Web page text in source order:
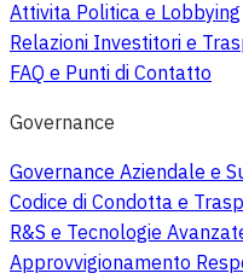
Attivita Politica e Lobbying
Relazioni Investitori e
FAQ e Punti di Contatto
Governance
Governance Aziendale e
Codice di Condotta e
R&S e Tecnologie
Approvvigionamento